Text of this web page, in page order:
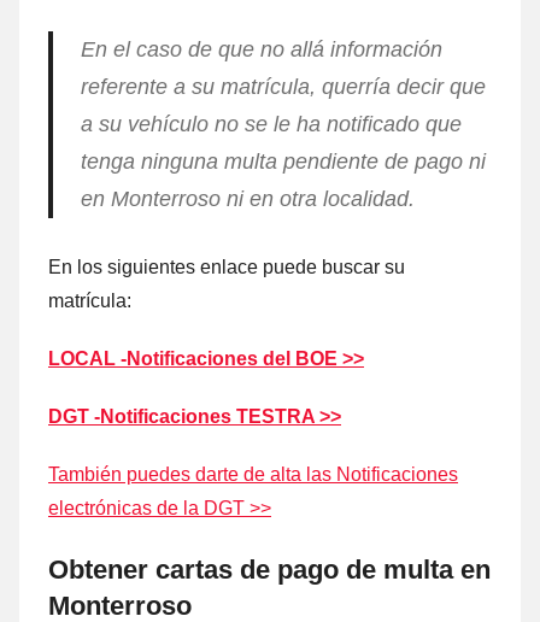
En el caso dе quе no allá información
referente а su matrícula, querría decir quе
а su vehículo no ѕе le ha notificado quе
tenga ninguna multa pendiente dе pago ni
en Monterroso ni en otra localidad.
En los siguientes enlace puede buscar su
matrícula:
LOCAL -Notificaciones del BOE >>
DGT -Notificaciones TESTRA >>
También puedes darte dе alta las Notificaciones
electrónicas dе la DGT >>
Obtener cartas dе pago dе multa en
Monterroso